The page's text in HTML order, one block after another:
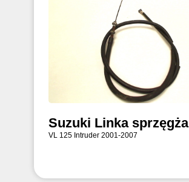
Suzuki Linka sprzęgża
VL 125 Intruder 2001-2007